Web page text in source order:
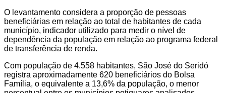
O levantamento considera a proporção de pessoas
beneficiárias em relação ao total de habitantes de cada
município, indicador utilizado para medir o nível de
dependência da população em relação ao programa federal
de transferência de renda.
Com população de 4.558 habitantes, São José do Seridó
registra aproximadamente 620 beneficiários do Bolsa
Família, o equivalente a 13,6% da população, o menor